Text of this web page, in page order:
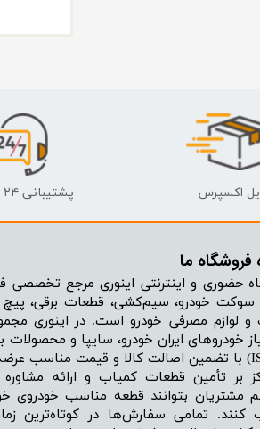
حضوری و اینترنتی اینوری مرجع تخصصی
سوکت خودرو، سیم‌کشی، قطعات برقی، پیچ
و لوازم مصرفی خودرو است. در اینوری
خودروهای ایران خودرو، سایپا و محصولات
بر تأمین قطعات کمیاب و ارائه
مشتریان بتوانند قطعه مناسب خودروی
کنند. تمامی سفارش‌ها در کوتاه‌ترین
فروشگاه ما​​​​​​​
اکسپرس پشتیبانی ۲۴ ساعته